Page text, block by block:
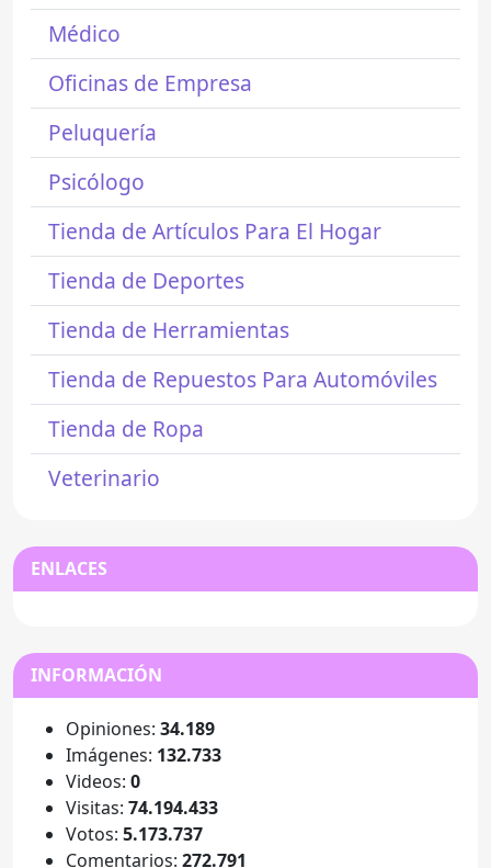
Médico
Oficinas de Empresa
Peluquería
Psicólogo
Tienda de Artículos Para El Hogar
Tienda de Deportes
Tienda de Herramientas
Tienda de Repuestos Para Automóviles
Tienda de Ropa
Veterinario
ENLACES
INFORMACIÓN
Opiniones: 34.189
Imágenes: 132.733
Videos: 0
Visitas: 74.194.433
Votos: 5.173.737
Comentarios: 272.791